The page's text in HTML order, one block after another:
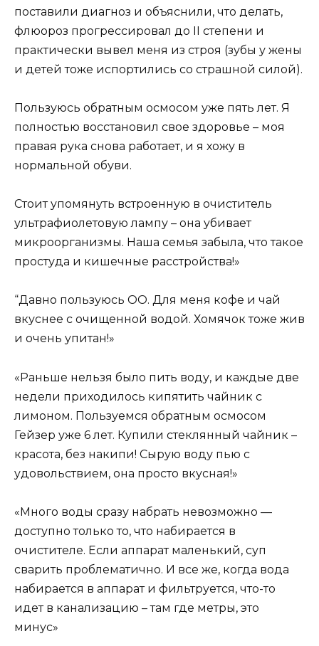
поставили диагноз и объяснили, что делать,
флюороз прогрессировал до II степени и
практически вывел меня из строя (зубы у жены
и детей тоже испортились со страшной силой).
Пользуюсь обратным осмосом уже пять лет. Я
полностью восстановил свое здоровье – моя
правая рука снова работает, и я хожу в
нормальной обуви.
Стоит упомянуть встроенную в очиститель
ультрафиолетовую лампу – она убивает
микроорганизмы. Наша семья забыла, что такое
простуда и кишечные расстройства!»
“Давно пользуюсь ОО. Для меня кофе и чай
вкуснее с очищенной водой. Хомячок тоже жив
и очень упитан!»
«Раньше нельзя было пить воду, и каждые две
недели приходилось кипятить чайник с
лимоном. Пользуемся обратным осмосом
Гейзер уже 6 лет. Купили стеклянный чайник –
красота, без накипи! Сырую воду пью с
удовольствием, она просто вкусная!»
«Много воды сразу набрать невозможно —
доступно только то, что набирается в
очистителе. Если аппарат маленький, суп
сварить проблематично. И все же, когда вода
набирается в аппарат и фильтруется, что-то
идет в канализацию – там где метры, это
минус»